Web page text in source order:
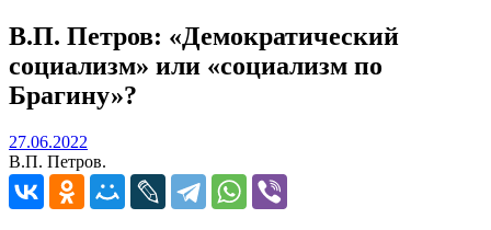
В.П. Петров: «Демократический
социализм» или «социализм по
Брагину»?
27.06.2022
В.П. Петров.